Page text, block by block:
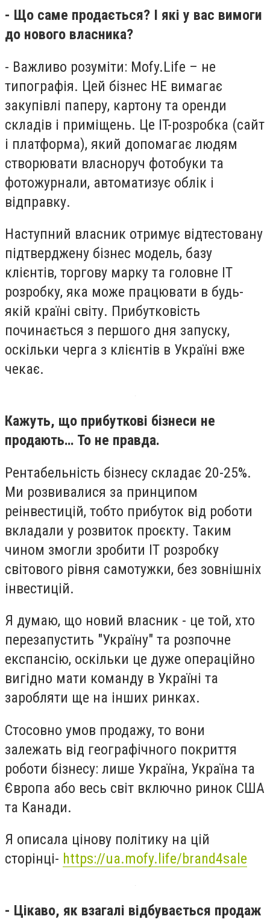
- Що саме продається? І які у вас вимоги
до нового власника?
- Важливо розуміти: Mofy.Life – не
типографія. Цей бізнес НЕ вимагає
закупівлі паперу, картону та оренди
складів і приміщень. Це IT-розробка (сайт
і платформа), який допомагає людям
створювати власноруч фотобуки та
фотожурнали, автоматизує облік і
відправку.
Наступний власник отримує відтестовану
підтверджену бізнес модель, базу
клієнтів, торгову марку та головне IT
розробку, яка може працювати в будь-
якій країні світу. Прибутковість
починається з першого дня запуску,
оскільки черга з клієнтів в Україні вже
чекає.
Кажуть, що прибуткові бізнеси не
продають… То не правда.
Рентабельність бізнесу складає 20-25%.
Ми розвивалися за принципом
реінвестицій, тобто прибуток від роботи
вкладали у розвиток проєкту. Таким
чином змогли зробити IT розробку
світового рівня самотужки, без зовнішніх
інвестицій.
Я думаю, що новий власник - це той, хто
перезапустить "Україну" та розпочне
експансію, оскільки це дуже операційно
вигідно мати команду в Україні та
заробляти ще на інших ринках.
Стосовно умов продажу, то вони
залежать від географічного покриття
роботи бізнесу: лише Україна, Україна та
Європа або весь світ включно ринок США
та Канади.
Я описала цінову політику на цій
сторінці- https://ua.mofy.life/brand4sale
- Цікаво, як взагалі відбувається продаж